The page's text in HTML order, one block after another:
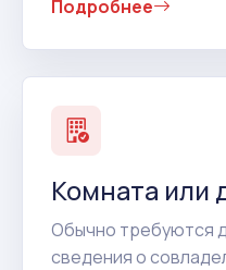
Подробнее
Комната или
Обычно требуются
сведения о